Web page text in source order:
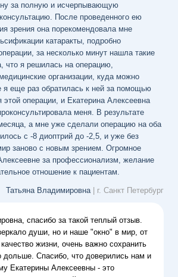
за полную и исчерпывающую
После проведенного ею
зрения она порекомендовала мне
катаракты, подробно
за несколько минут нашла такие
что я решилась на операцию,
организации, куда можно
я еще раз обратилась к ней за помощью
операции, и Екатерина Алексеевна
меня. В результате
а мне уже сделали операцию на оба
с -8 диоптрий до -2,5, и уже без
заново с новым зрением. Огромное
за профессионализм, желание
отношение к пациентам.
Татьяна Владимировна | г. Санкт Петербург
спасибо за такой теплый отзыв.
души, но и наше "окно" в мир, от
качество жизни, очень важно сохранить
дольше. Спасибо, что доверились нам и
Екатерины Алексеевны - это